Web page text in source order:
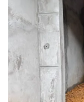
Theo dõi báo trên
Cơ quan chủ quản:
Cơ quan báo chí: Thời
Giấy phép hoạt động
cấp ngày 29/12/2023
Tổng Biên tập:
Vũ